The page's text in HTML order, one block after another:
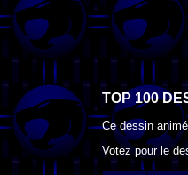
TOP 100
Ce dessin
Votez pour le